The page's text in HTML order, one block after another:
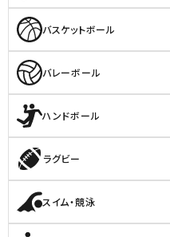
バスケットボール
バレーボール
ハンドボール
ラグビー
スイム・競泳